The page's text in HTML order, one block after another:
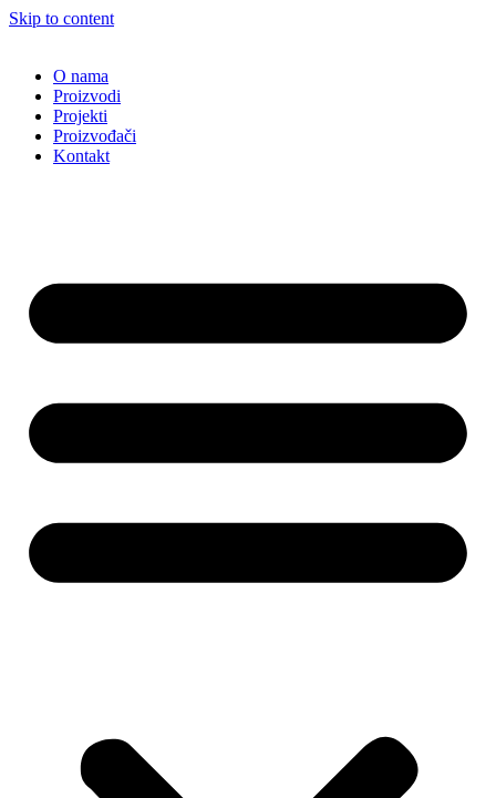
Skip to content
O nama
Proizvodi
Projekti
Proizvođači
Kontakt